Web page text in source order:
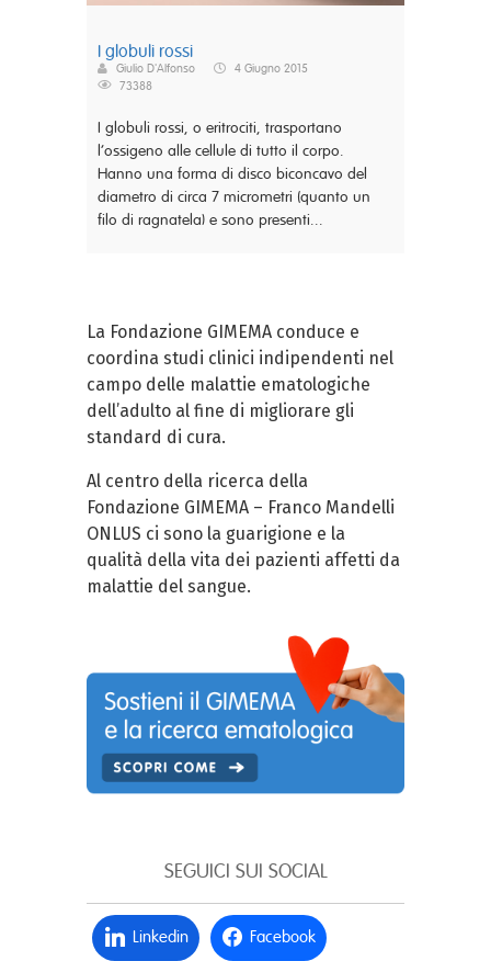
I globuli rossi
Giulio D'Alfonso
4 Giugno 2015
73388
I globuli rossi, o eritrociti, trasportano
l’ossigeno alle cellule di tutto il corpo.
Hanno una forma di disco biconcavo del
diametro di circa 7 micrometri (quanto un
filo di ragnatela) e sono presenti...
La Fondazione GIMEMA conduce e
coordina studi clinici indipendenti nel
campo delle malattie ematologiche
dell’adulto al fine di migliorare gli
standard di cura.
Al centro della ricerca della
Fondazione GIMEMA – Franco Mandelli
ONLUS ci sono la guarigione e la
qualità della vita dei pazienti affetti da
malattie del sangue.
SEGUICI SUI SOCIAL
Linkedin Facebook